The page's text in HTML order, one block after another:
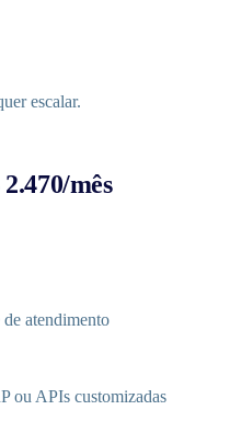
escalar.
mês
atendimento
ou APIs customizadas